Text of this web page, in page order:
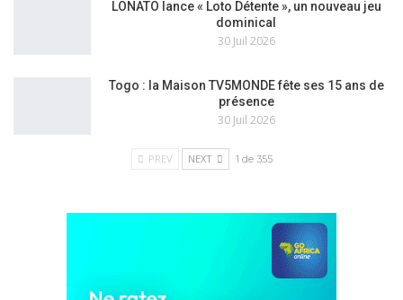
LONATO lance « Loto Détente », un nouveau jeu
dominical
30 Juil 2026
Togo : la Maison TV5MONDE fête ses 15 ans de
présence
30 Juil 2026
PREV NEXT 1 de 355